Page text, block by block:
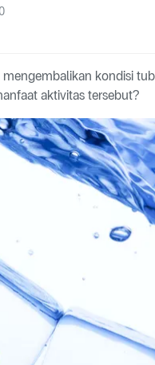
kondisi
aktivitas tersebut?